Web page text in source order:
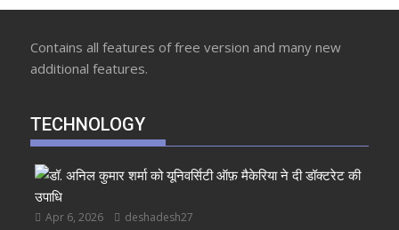
Contains all features of free version and many new
additional features.
TECHNOLOGY
Apr 6, 2026 deshadesh27